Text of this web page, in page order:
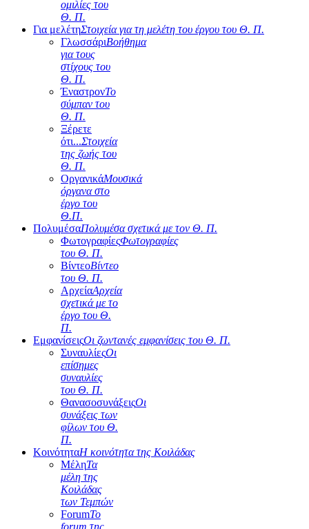
ομιλίες του
Θ. Π.
Για μελέτηΣτοιχεία για τη μελέτη του έργου του Θ. Π.
ΓλωσσάριΒοήθημα
για τους
στίχους του
Θ. Π.
ΈναστρονΤο
σύμπαν του
Θ. Π.
Ξέρετε
ότι...Στοιχεία
της ζωής του
Θ. Π.
ΟργανικάΜουσικά
όργανα στο
έργο του
Θ.Π.
ΠολυμέσαΠολυμέσα σχετικά με τον Θ. Π.
ΦωτογραφίεςΦωτογραφίες
του Θ. Π.
ΒίντεοΒίντεο
του Θ. Π.
ΑρχείαΑρχεία
σχετικά με το
έργο του Θ.
Π.
ΕμφανίσειςΟι ζωντανές εμφανίσεις του Θ. Π.
ΣυναυλίεςΟι
επίσημες
συναυλίες
του Θ. Π.
ΘανασοσυνάξειςΟι
συνάξεις των
φίλων του Θ.
Π.
ΚοινότηταΗ κοινότητα της Κοιλάδας
ΜέληΤα
μέλη της
Κοιλάδας
των Τεμπών
ForumΤο